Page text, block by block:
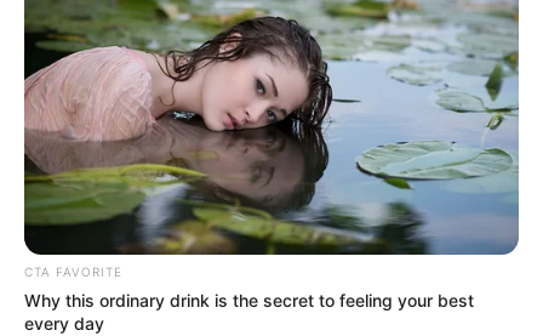
CTA FAVORITE
Why this ordinary drink is the secret to feeling your best
every day